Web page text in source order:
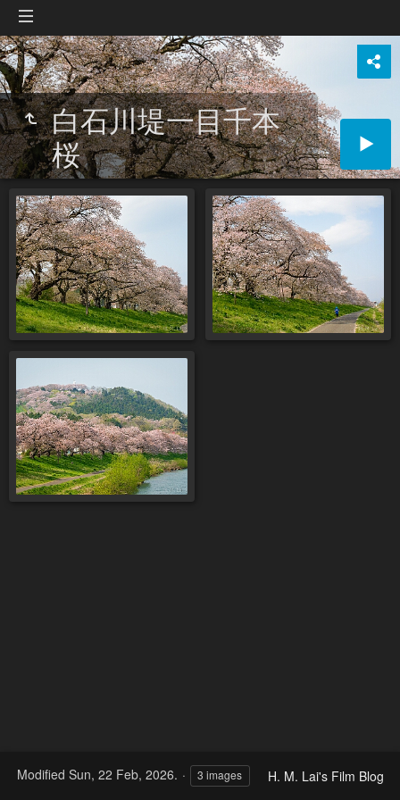
白石川堤一目千本
桜
Modified Sun, 22 Feb, 2026. 3 images H. M. Lai's Film Blog